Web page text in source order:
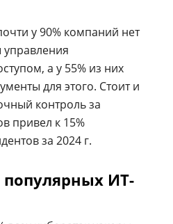
у 90% компаний нет
управления
а у 55% из них
для этого. Стоит и
контроль за
привел к 15%
за 2024 г.
ИТ-